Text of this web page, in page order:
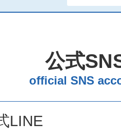
越) 令和8年度(現
公式
official SNS
LINE